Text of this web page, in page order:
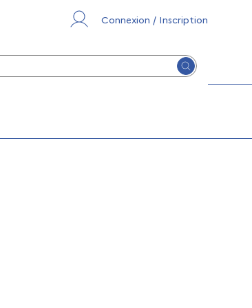
Connexion / Inscription
Lancer la